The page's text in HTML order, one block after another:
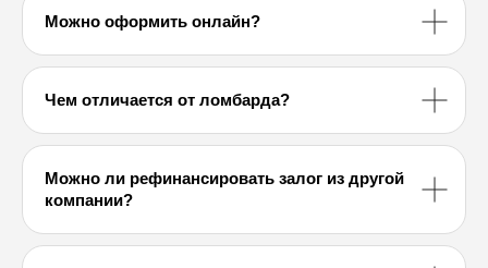
Можно оформить онлайн?
Чем отличается от ломбарда?
Можно ли рефинансировать залог из другой
компании?